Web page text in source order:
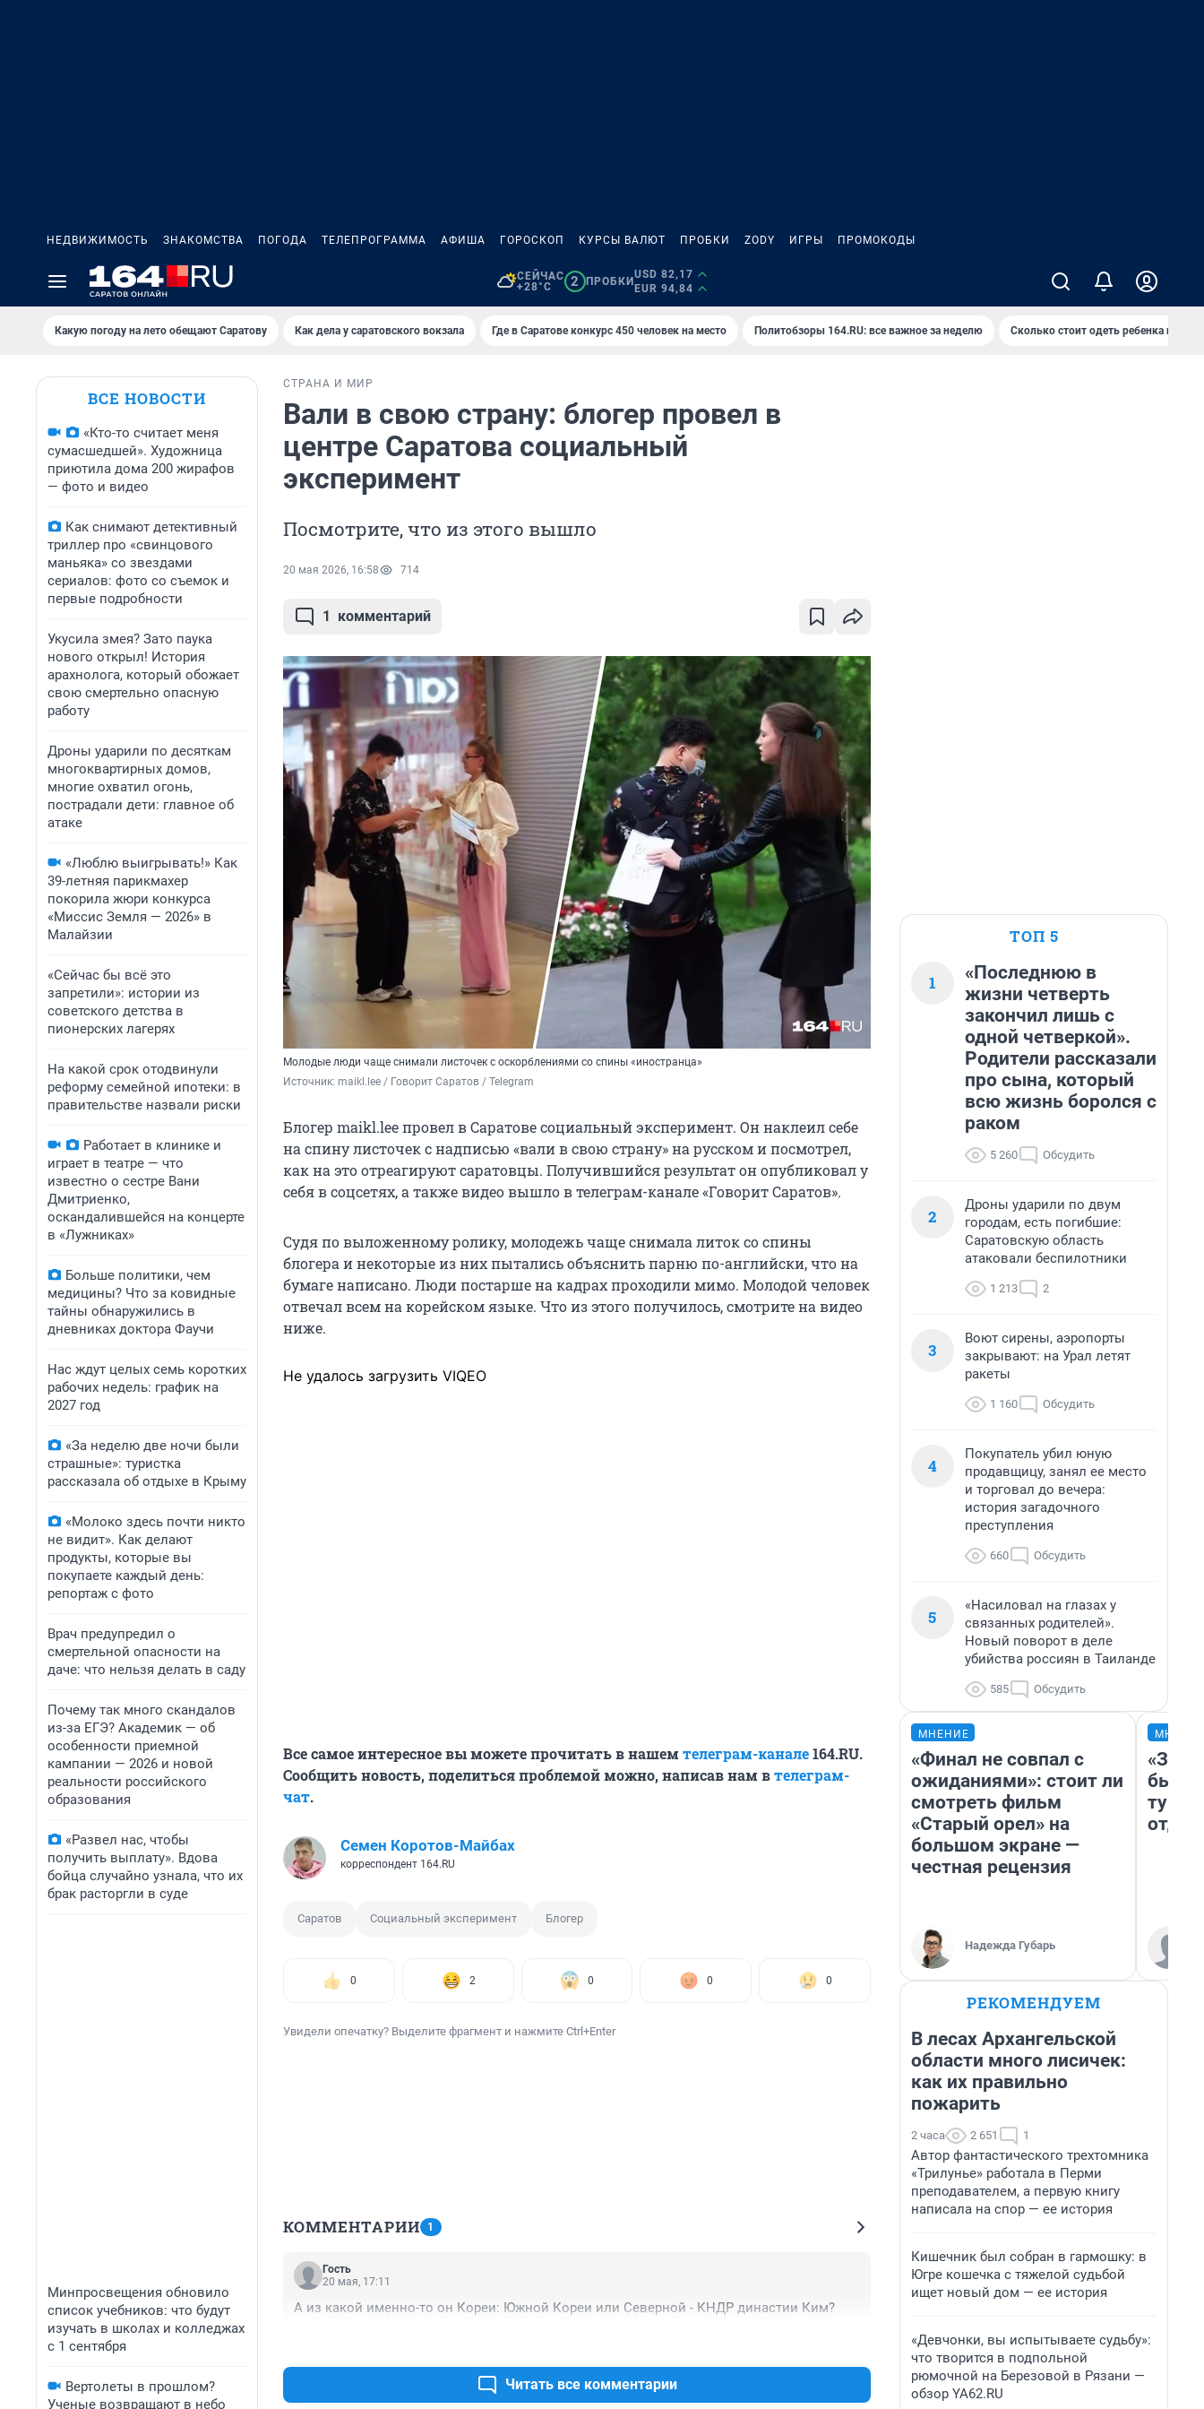
НЕДВИЖИМОСТЬ ЗНАКОМСТВА ПОГОДА ТЕЛЕПРОГРАММА АФИША ГОРОСКОП КУРСЫ ВАЛЮТ ПРОБКИ ZODY ИГРЫ ПРОМОКОДЫ
СЕЙЧАС
+28°C
2 ПРОБКИ
USD 82,17
EUR 94,84
Какую погоду на лето обещают Саратову Как дела у саратовского вокзала Где в Саратове конкурс 450 человек на место Политобзоры 164.RU: все важное за неделю Сколько стоит одеть ребенка на
ВСЕ НОВОСТИ
«Кто-то считает меня
сумасшедшей». Художница
приютила дома 200 жирафов
— фото и видео
Как снимают детективный
триллер про «свинцового
маньяка» со звездами
сериалов: фото со съемок и
первые подробности
Укусила змея? Зато паука
нового открыл! История
арахнолога, который обожает
свою смертельно опасную
работу
Дроны ударили по десяткам
многоквартирных домов,
многие охватил огонь,
пострадали дети: главное об
атаке
«Люблю выигрывать!» Как
39-летняя парикмахер
покорила жюри конкурса
«Миссис Земля — 2026» в
Малайзии
«Сейчас бы всё это
запретили»: истории из
советского детства в
пионерских лагерях
На какой срок отодвинули
реформу семейной ипотеки: в
правительстве назвали риски
Работает в клинике и
играет в театре — что
известно о сестре Вани
Дмитриенко,
оскандалившейся на концерте
в «Лужниках»
Больше политики, чем
медицины? Что за ковидные
тайны обнаружились в
дневниках доктора Фаучи
Нас ждут целых семь коротких
рабочих недель: график на
2027 год
«За неделю две ночи были
страшные»: туристка
рассказала об отдыхе в Крыму
«Молоко здесь почти никто
не видит». Как делают
продукты, которые вы
покупаете каждый день:
репортаж с фото
Врач предупредил о
смертельной опасности на
даче: что нельзя делать в саду
Почему так много скандалов
из-за ЕГЭ? Академик — об
особенности приемной
кампании — 2026 и новой
реальности российского
образования
«Развел нас, чтобы
получить выплату». Вдова
бойца случайно узнала, что их
брак расторгли в суде
Минпросвещения обновило
список учебников: что будут
изучать в школах и колледжах
с 1 сентября
Вертолеты в прошлом?
Ученые возвращают в небо
СТРАНА И МИР
Вали в свою страну: блогер провел в
центре Саратова социальный
эксперимент
Посмотрите, что из этого вышло
20 мая 2026, 16:58 714
1 комментарий
Молодые люди чаще снимали листочек с оскорблениями со спины «иностранца»
Источник: maikl.lee / Говорит Саратов / Telegram
Блогер maikl.lee провел в Саратове социальный эксперимент. Он наклеил себе
на спину листочек с надписью «вали в свою страну» на русском и посмотрел,
как на это отреагируют саратовцы. Получившийся результат он опубликовал у
себя в соцсетях, а также видео вышло в телеграм-канале «Говорит Саратов».
Судя по выложенному ролику, молодежь чаще снимала литок со спины
блогера и некоторые из них пытались объяснить парню по-английски, что на
бумаге написано. Люди постарше на кадрах проходили мимо. Молодой человек
отвечал всем на корейском языке. Что из этого получилось, смотрите на видео
ниже.
Не удалось загрузить VIQEO
Все самое интересное вы можете прочитать в нашемтелеграм-канале164.RU.
Сообщить новость, поделиться проблемой можно, написав нам втелеграм-
чат.
Семен Коротов-Майбах
корреспондент 164.RU
Саратов Социальный эксперимент Блогер
0 2 0 0 0
Увидели опечатку? Выделите фрагмент и нажмите Ctrl+Enter
КОММЕНТАРИИ 1
Гость
20 мая, 17:11
А из какой именно-то он Кореи: Южной Кореи или Северной - КНДР династии Ким?
Читать все комментарии
ТОП 5
1
«Последнюю в
жизни четверть
закончил лишь с
одной четверкой».
Родители рассказали
про сына, который
всю жизнь боролся с
раком
5 260 Обсудить
2
Дроны ударили по двум
городам, есть погибшие:
Саратовскую область
атаковали беспилотники
1 213 2
3
Воют сирены, аэропорты
закрывают: на Урал летят
ракеты
1 160 Обсудить
4
Покупатель убил юную
продавщицу, занял ее место
и торговал до вечера:
история загадочного
преступления
660 Обсудить
5
«Насиловал на глазах у
связанных родителей».
Новый поворот в деле
убийства россиян в Таиланде
585 Обсудить
МНЕНИЕ
«Финал не совпал с
ожиданиями»: стоит ли
смотреть фильм
«Старый орел» на
большом экране —
честная рецензия
Надежда Губарь
«За
были
РЕКОМЕНДУЕМ
В лесах Архангельской
области много лисичек:
как их правильно
пожарить
2 часа 2 651 1
Автор фантастического трехтомника
«Трилунье» работала в Перми
преподавателем, а первую книгу
написала на спор — ее история
Кишечник был собран в гармошку: в
Югре кошечка с тяжелой судьбой
ищет новый дом — ее история
«Девчонки, вы испытываете судьбу»:
что творится в подпольной
рюмочной на Березовой в Рязани —
обзор YA62.RU